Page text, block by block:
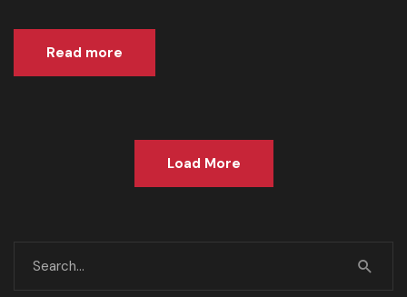
Read more
Load More